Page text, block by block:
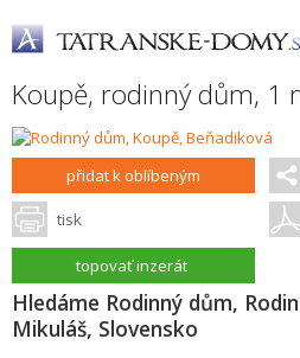
Koupě, rodinný dům, 1
přidat k oblíbeným
tisk
topovať inzerát
Hledáme Rodinný dům,
Mikuláš, Slovensko